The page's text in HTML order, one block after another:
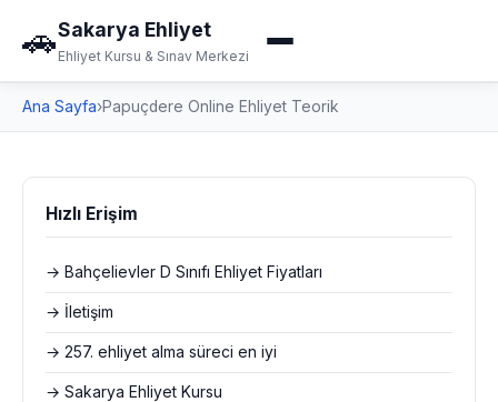
🚗Sakarya Ehliyet
Ehliyet Kursu & Sınav Merkezi
Ana Sayfa›Papuçdere Online Ehliyet Teorik
Hızlı Erişim
→ Bahçelievler D Sınıfı Ehliyet Fiyatları
→ İletişim
→ 257. ehliyet alma süreci en iyi
→ Sakarya Ehliyet Kursu